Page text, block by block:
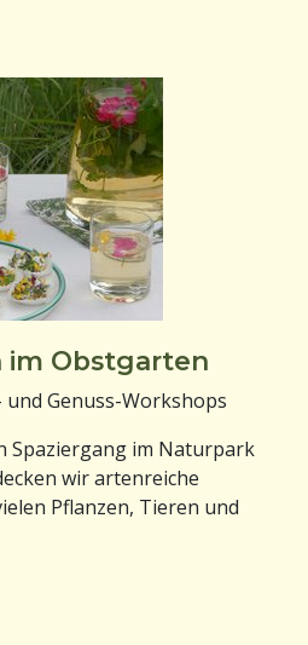
im Obstgarten
Genuss-Workshops
Spaziergang im Naturpark
wir artenreiche
Pflanzen, Tieren und